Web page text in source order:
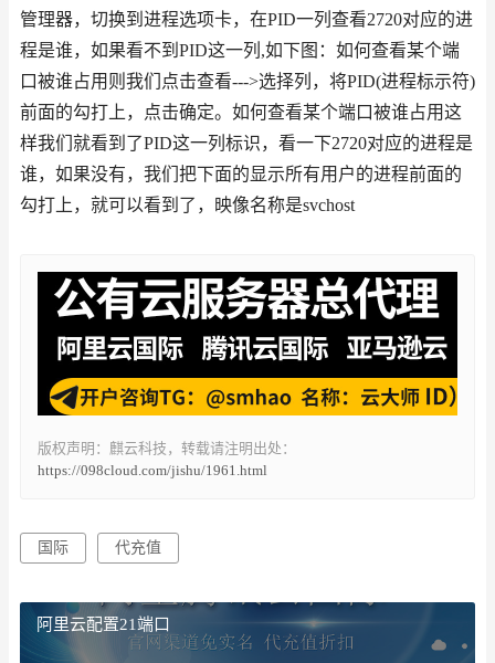
管理器，切换到进程选项卡，在PID一列查看2720对应的进
程是谁，如果看不到PID这一列,如下图：如何查看某个端
口被谁占用则我们点击查看--->选择列，将PID(进程标示符)
前面的勾打上，点击确定。如何查看某个端口被谁占用这
样我们就看到了PID这一列标识，看一下2720对应的进程是
谁，如果没有，我们把下面的显示所有用户的进程前面的
勾打上，就可以看到了，映像名称是svchost
版权声明：麒云科技，转载请注明出处：
https://098cloud.com/jishu/1961.html
国际 代充值
阿里云配置21端口